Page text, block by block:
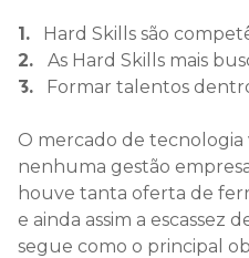
1.
Hard Skills são
2.
As Hard Skills mais
3.
Formar talentos
O mercado de
nenhuma gestão
houve tanta oferta de
e ainda assim a escassez
segue como o principal